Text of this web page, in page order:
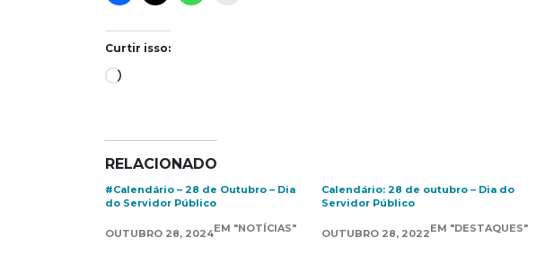
Curtir isso:
Carregando...
RELACIONADO
#Calendário – 28 de Outubro – Dia
do Servidor Público
OUTUBRO 28, 2024EM "NOTÍCIAS"
Calendário: 28 de outubro – Dia do
Servidor Público
OUTUBRO 28, 2022EM "DESTAQUES"